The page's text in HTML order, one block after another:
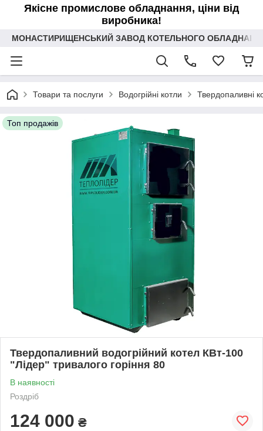
Якісне промислове обладнання, ціни від
виробника!
МОНАСТИРИЩЕНСЬКИЙ ЗАВОД КОТЕЛЬНОГО
Товари та послуги Водогрійні котли Твердопаливні
Топ продажів
Твердопаливний водогрійний котел КВт-100
"Лідер" тривалого горіння 80
В наявності
Роздріб
124 000 ₴